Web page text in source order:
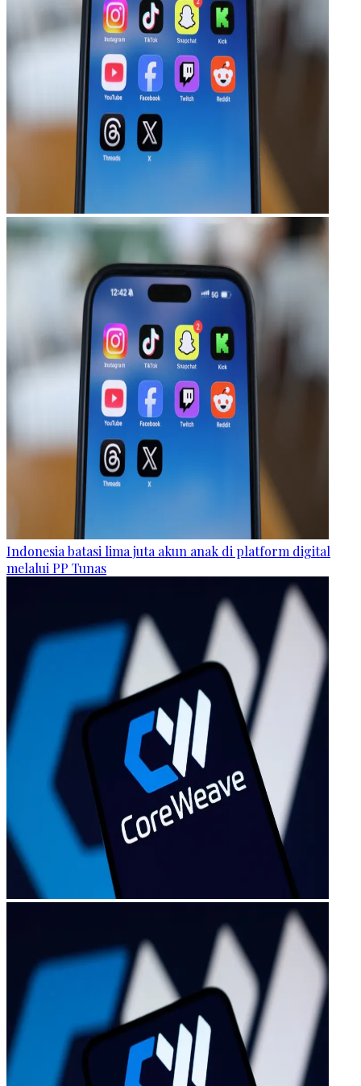
Indonesia batasi lima juta akun anak di platform digital
melalui PP Tunas